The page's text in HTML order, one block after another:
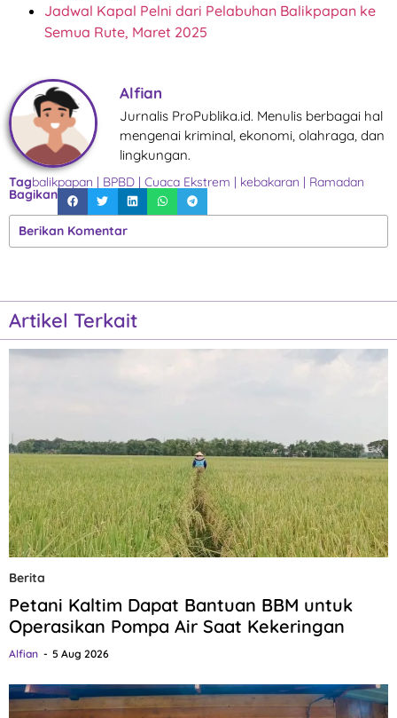
Jadwal Kapal Pelni dari Pelabuhan Balikpapan ke
Semua Rute, Maret 2025
Alfian
Jurnalis ProPublika.id. Menulis berbagai hal
mengenai kriminal, ekonomi, olahraga, dan
lingkungan.
Tagbalikpapan | BPBD | Cuaca Ekstrem | kebakaran | Ramadan
Bagikan
Berikan Komentar
Artikel Terkait
Berita
Petani Kaltim Dapat Bantuan BBM untuk
Operasikan Pompa Air Saat Kekeringan
Alfian 5 Aug 2026